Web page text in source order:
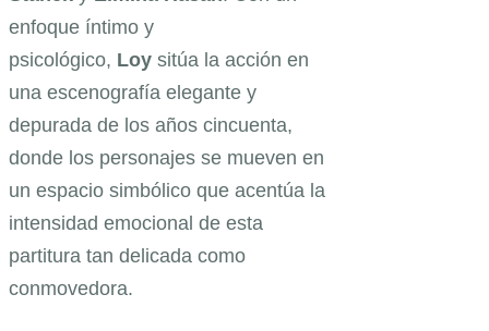
enfoque íntimo y
psicológico, Loy sitúa la acción en
una escenografía elegante y
depurada de los años cincuenta,
donde los personajes se mueven en
un espacio simbólico que acentúa la
intensidad emocional de esta
partitura tan delicada como
conmovedora.